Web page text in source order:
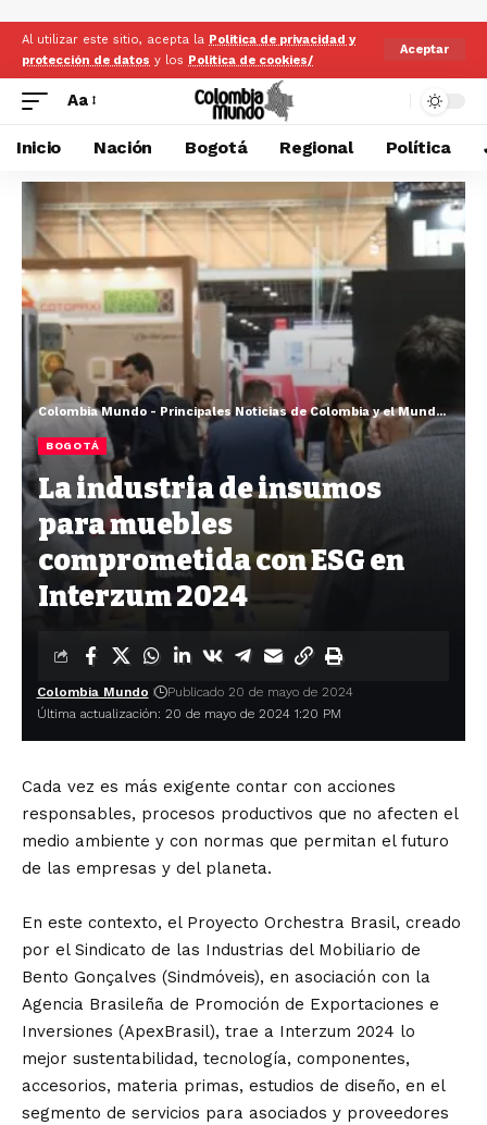
Al utilizar este sitio, acepta la Politica de privacidad y
protección de datos y los Politica de cookies/
Aceptar
Aa
Inicio Nación Bogotá Regional Política
Colombia Mundo - Principales Noticias de Colombia y el Mundo Hoy
BOGOTÁ
La industria de insumos
para muebles
comprometida con ESG en
Interzum 2024
Última actualización: 20 de mayo de 2024 1:20 PM
Colombia Mundo Publicado 20 de mayo de 2024
Cada vez es más exigente contar con acciones
responsables, procesos productivos que no afecten el
medio ambiente y con normas que permitan el futuro
de las empresas y del planeta.
En este contexto, el Proyecto Orchestra Brasil, creado
por el Sindicato de las Industrias del Mobiliario de
Bento Gonçalves (Sindmóveis), en asociación con la
Agencia Brasileña de Promoción de Exportaciones e
Inversiones (ApexBrasil), trae a Interzum 2024 lo
mejor sustentabilidad, tecnología, componentes,
accesorios, materia primas, estudios de diseño, en el
segmento de servicios para asociados y proveedores